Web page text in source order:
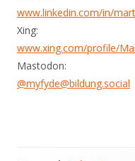
www.linkedin.com/in/
Xing:
www.xing.com/profile/
Mastodon:
@myfyde@bildung.social